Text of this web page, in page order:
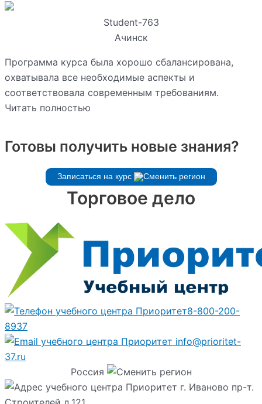
Student-763
Ачинск
Программа курса была хорошо сбалансирована,
охватывала все необходимые аспекты и
соответствовала современным требованиям.
Читать полностью
Готовы получить новые знания?
Записаться на курс
Торговое дело
8-800-200-
8937
info@prioritet-
37.ru
Россия
г. Иваново пр-т.